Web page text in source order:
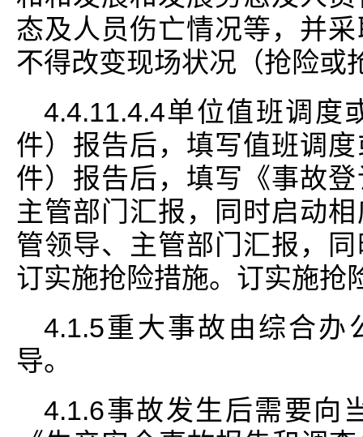
态及人员伤亡情况等，并
不得改变现场状况（抢险或
4.4.11.4.4单位值班调度
件）报告后，填写值班调
件）报告后，填写《事故
主管部门汇报，同时启动
管领导、主管部门汇报，
订实施抢险措施。订实施抢
4.1.5重大事故由综合
导。
4.1.6事故发生后需要向